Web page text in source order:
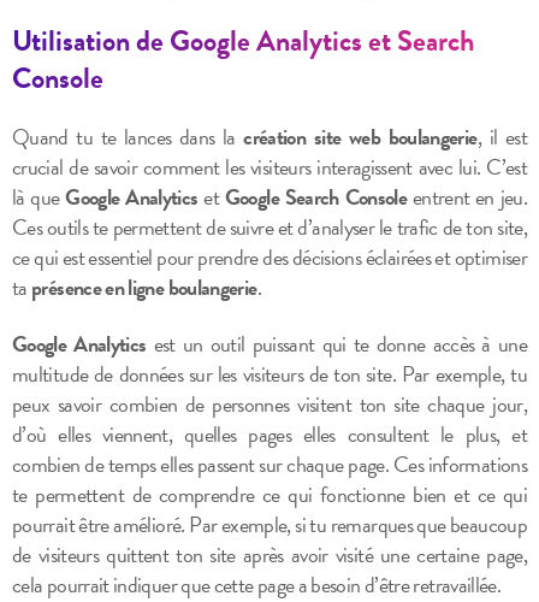
Utilisation de Google Analytics et Search
Console
Quand tu te lances dans lacréation site web boulangerie, il est
crucial de savoir comment les visiteurs interagissent avec lui. C’est
là queGoogle AnalyticsetGoogle Search Consoleentrent en jeu.
Ces outils te permettent de suivre et d’analyser le trafic de ton site,
ce qui est essentiel pour prendre des décisions éclairées et optimiser
taprésence en ligne boulangerie.
Google Analytics est un outil puissant qui te donne accès à une
multitude de données sur les visiteurs de ton site. Par exemple, tu
peux savoir combien de personnes visitent ton site chaque jour,
d’où elles viennent, quelles pages elles consultent le plus, et
combien de temps elles passent sur chaque page. Ces informations
te permettent de comprendre ce qui fonctionne bien et ce qui
pourrait être amélioré. Par exemple, si tu remarques que beaucoup
de visiteurs quittent ton site après avoir visité une certaine page,
cela pourrait indiquer que cette page a besoin d’être retravaillée.